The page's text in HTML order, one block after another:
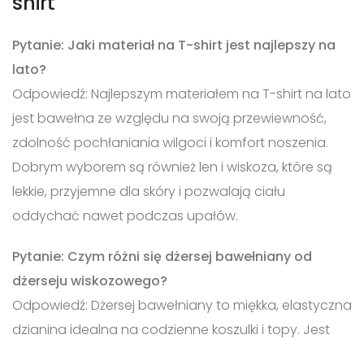
Pytanie: Jaki materiał na T-shirt jest najlepszy na
lato?
Odpowiedź: Najlepszym materiałem na T-shirt na lato
jest bawełna ze względu na swoją przewiewność,
zdolność pochłaniania wilgoci i komfort noszenia.
Dobrym wyborem są również len i wiskoza, które są
lekkie, przyjemne dla skóry i pozwalają ciału
oddychać nawet podczas upałów.
Pytanie: Czym różni się dżersej bawełniany od
dżerseju wiskozowego?
Odpowiedź: Dżersej bawełniany to miękka, elastyczna
dzianina idealna na codzienne koszulki i topy. Jest